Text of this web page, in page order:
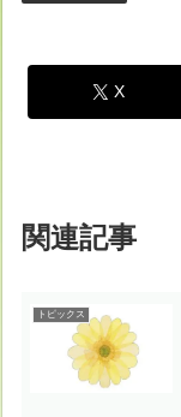
X
関連記事
トピックス